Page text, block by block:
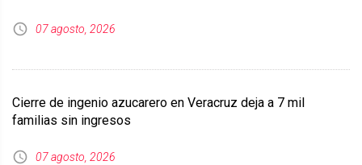
07 agosto, 2026
Cierre de ingenio azucarero en Veracruz deja a 7 mil
familias sin ingresos
07 agosto, 2026